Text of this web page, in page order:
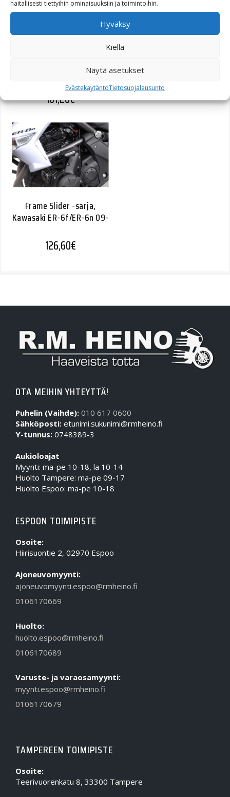
haitallisesti tiettyihin ominaisuuksiin ja toimintoihin.
Hyväksy
Kiellä
Näytä asetukset
EvästekäytäntöTietosuojalausunto
Yamaha YZF-R6 08-
101,20€
Frame Slider -sarja,
Kawasaki ER-6f/ER-6n 09-
126,60€
OTA MEIHIN YHTEYTTÄ!
Puhelin (Vaihde): 010 617 0600
Sähköposti: etunimi.sukunimi@rmheino.fi
Y-tunnus: 0748389-3
Aukioloajat
Myynti: ma-pe 10-18, la 10-14
Huolto Tampere: ma-pe 09-17
Huolto Espoo: ma-pe 10-18
ESPOON TOIMIPISTE
Osoite:
Hiirisuontie 2, 02970 Espoo
Ajoneuvomyynti:
ajoneuvomyynti.espoo@rmheino.fi
0106170669
Huolto:
huolto.espoo@rmheino.fi
0106170689
Varuste- ja varaosamyynti:
myynti.espoo@rmheino.fi
0106170679
TAMPEREEN TOIMIPISTE
Osoite:
Teerivuorenkatu 8, 33300 Tampere